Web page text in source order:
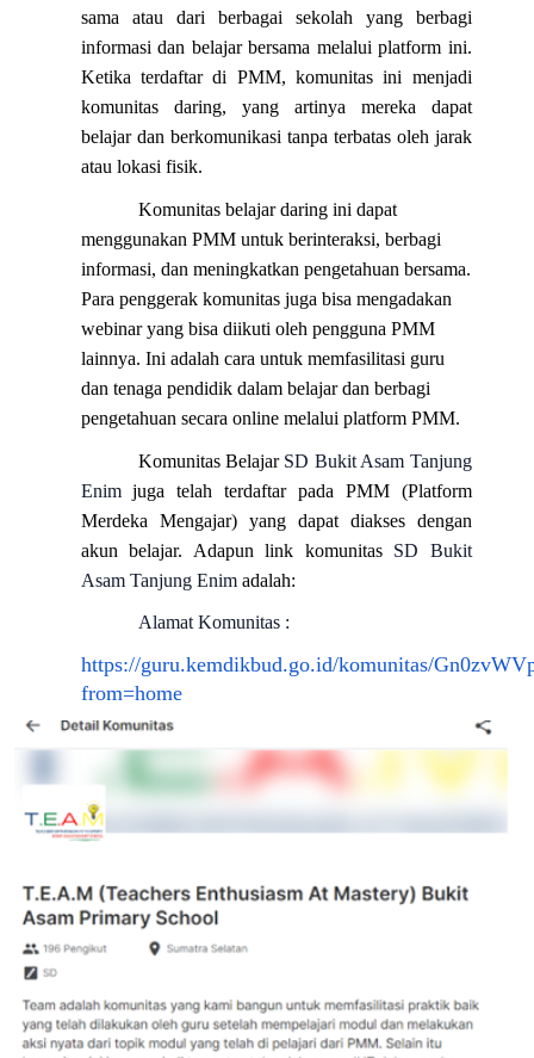
sama atau dari berbagai sekolah yang berbagi
informasi dan belajar bersama melalui platform ini.
Ketika terdaftar di PMM, komunitas ini menjadi
komunitas daring, yang artinya mereka dapat
belajar dan berkomunikasi tanpa terbatas oleh jarak
atau lokasi fisik.
Komunitas belajar daring ini dapat
menggunakan PMM untuk berinteraksi, berbagi
informasi, dan meningkatkan pengetahuan bersama.
Para penggerak komunitas juga bisa mengadakan
webinar yang bisa diikuti oleh pengguna PMM
lainnya. Ini adalah cara untuk memfasilitasi guru
dan tenaga pendidik dalam belajar dan berbagi
pengetahuan secara online melalui platform PMM.
Komunitas Belajar SD Bukit Asam Tanjung
Enimjuga telah terdaftar pada PMM (Platform
Merdeka Mengajar) yang dapat diakses dengan
akun belajar. Adapun link komunitas SD Bukit
Asam Tanjung Enimadalah:
Alamat Komunitas :
https://guru.kemdikbud.go.id/komunitas/
from=home